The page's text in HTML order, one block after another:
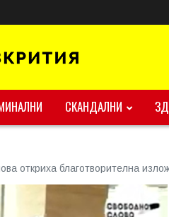
СКАНДАЛНИ
откриха благотворителна